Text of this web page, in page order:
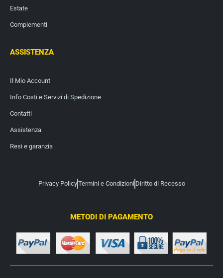
Estate
Complementi
ASSISTENZA
Il Mio Account
Info Costi e Servizi di Spedizione
Contatti
Assistenza
Resi e garanzia
Privacy PolicyTermini e Condizioni Diritto di Recesso
METODI DI PAGAMENTO